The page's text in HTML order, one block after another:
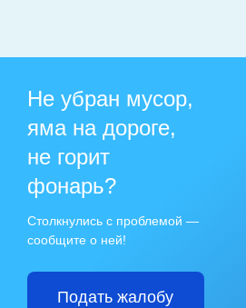
Не убран мусор,
яма на дороге,
не горит
фонарь?
Столкнулись с проблемой —
сообщите о ней!
Подать жалобу